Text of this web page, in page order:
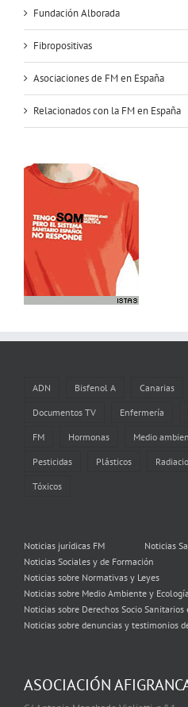
Fundación Alborada
Fibropositivas
Asociaciones de FM en España
Relacionados con la FM en España
ADN Bisfenol A Canarias
Documentos TV Enfermería
FM Hormonas Medio
Pesticidas Plásticos
Tóxicos
Noticias jurídicas FM
Noticias
Noticias Sociales y de Formación
Noticias sobre Normativas y Leyes
Noticias sobre Medio Ambiente y Ecología
Noticias sobre Derechos Socio Sanitarios
Noticias sobre denuncias y testimonios
ASOCIACIÓN